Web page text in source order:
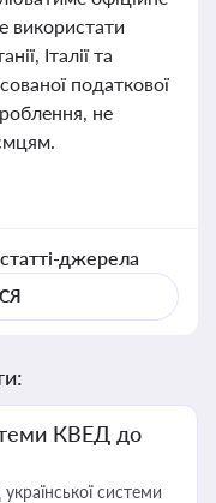
використати
Італії та
податкової
не
джерела
КВЕД до
системи